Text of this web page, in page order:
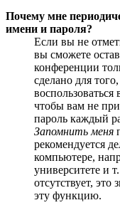
Почему мне
имени и пароля?
Если вы не
вы сможете
конференции
сделано для
чтобы вам не
пароль каждый
Запомнить меня
рекомендуется
компьютере,
университете и
отсутствует,
эту функцию.